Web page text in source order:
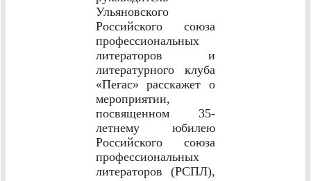
Ульяновского
Российского союза
профессиональных
литераторов и
литературного клуба
«Пегас» расскажет о
мероприятии,
посвященном 35-
летнему юбилею
Российского союза
профессиональных
литераторов (РСПЛ),